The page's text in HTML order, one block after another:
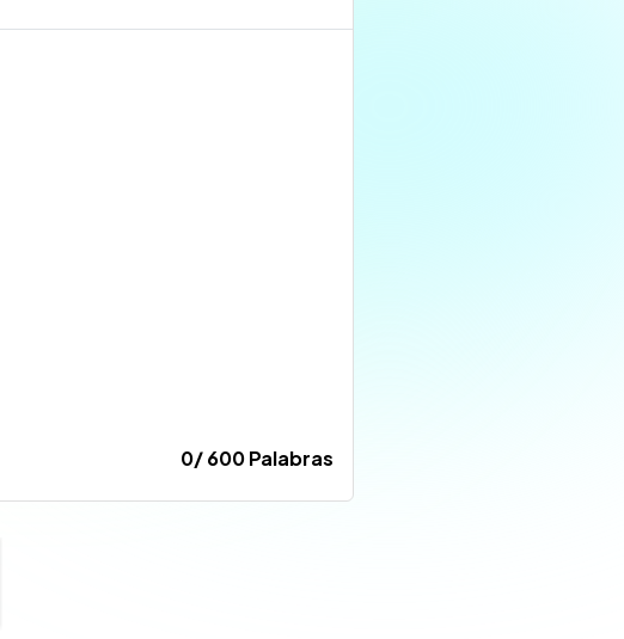
0/ 600 Palabras